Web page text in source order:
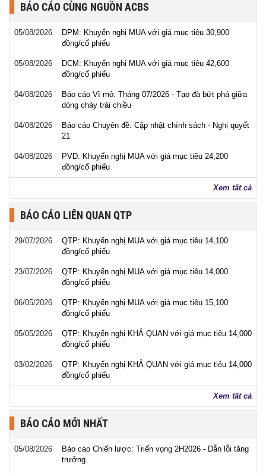
BÁO CÁO CÙNG NGUỒN ACBS
05/08/2026
DPM: Khuyến nghị MUA với giá mục tiêu 30,900
đồng/cổ phiếu
05/08/2026
DCM: Khuyến nghị MUA với giá mục tiêu 42,600
đồng/cổ phiếu
04/08/2026
Báo cáo Vĩ mô: Tháng 07/2026 - Tạo đà bứt phá giữa
dòng chảy trái chiều
04/08/2026
Báo cáo Chuyên đề: Cập nhật chính sách - Nghị quyết
21
04/08/2026
PVD: Khuyến nghị MUA với giá mục tiêu 24,200
đồng/cổ phiếu
Xem tất cả
BÁO CÁO LIÊN QUAN QTP
29/07/2026
QTP: Khuyến nghị MUA với giá mục tiêu 14,100
đồng/cổ phiếu
23/07/2026
QTP: Khuyến nghị MUA với giá mục tiêu 14,000
đồng/cổ phiếu
06/05/2026
QTP: Khuyến nghị MUA với giá mục tiêu 15,100
đồng/cổ phiếu
05/05/2026
QTP: Khuyến nghị KHẢ QUAN với giá mục tiêu 14,000
đồng/cổ phiếu
03/02/2026
QTP: Khuyến nghị KHẢ QUAN với giá mục tiêu 14,000
đồng/cổ phiếu
Xem tất cả
BÁO CÁO MỚI NHẤT
05/08/2026
Báo cáo Chiến lược: Triển vọng 2H2026 - Dẫn lỗi tăng
trưởng